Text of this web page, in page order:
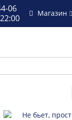
06
Магазин